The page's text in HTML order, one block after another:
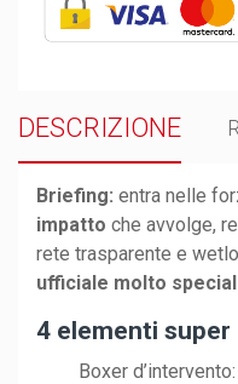
DESCRIZIONE
Briefing: entra nelle
impatto che avvolge,
rete trasparente e
ufficiale molto
4 elementi super
Boxer d’intervento: